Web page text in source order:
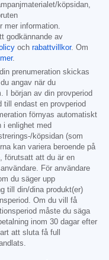
köpsidan,
mer information.
godkännande av
och rabattvillkor. Om
.
prenumeration skickas
angav när du
I början av din provperiod
till endast en provperiod
förnyas automatiskt
i enlighet med
köpsidan (som
kan variera beroende på
förutsatt att du är en
För användare
du säger upp
till din/dina produkt(er)
Om du vill få
måste du säga
inom 30 dagar efter
att sluta få full